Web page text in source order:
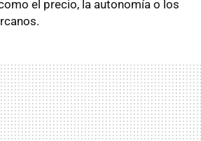
el precio, la autonomía o los